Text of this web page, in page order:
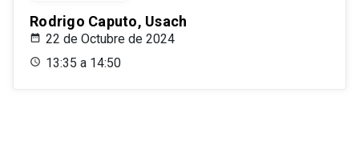
Rodrigo Caputo, Usach
22 de Octubre de 2024
13:35 a 14:50